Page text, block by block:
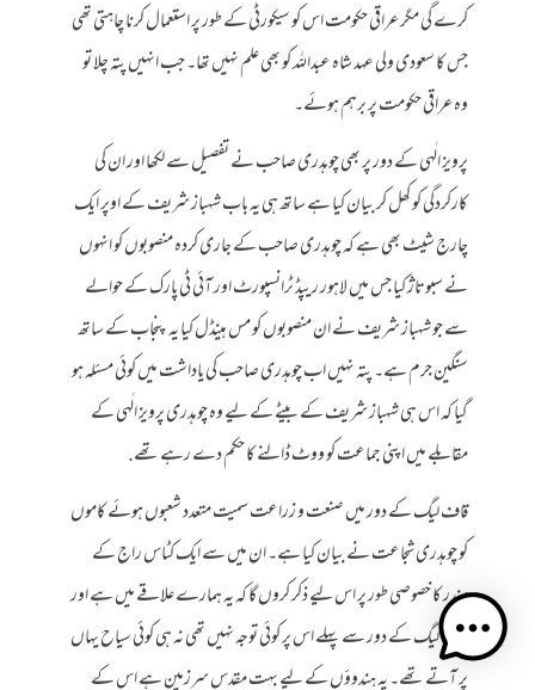
کرے گی مگر عراقی حکومت اس کو سیکورٹی کے طور پر استعمال کرنا چاہتی تھی
جس کا سعودی ولی عہد شاہ عبداللہ کو بھی علم نہیں تھا۔ جب انہیں پتہ چلا تو
وہ عراقی حکومت پر برہم ہوئے۔
پرویز الٰہی کے دور پر بھی چوہدری صاحب نے تفصیل سے لکھا اور ان کی
کارکردگی کو کھل کر بیان کیا ہے ساتھ ہی یہ باب شہباز شریف کے اوپر ایک
چارج شیٹ بھی ہے کہ چوہدری صاحب کے جاری کردہ منصوبوں کو انہوں
نے سبوتاژ کیا جس میں لاہور ریپڈ ٹرانسپورٹ اور آئی ٹی پارک کے حوالے
سے جو شہباز شریف نے ان منصوبوں کو مس ہینڈل کیا یہ پنجاب کے ساتھ
سنگین جرم ہے۔ پتہ نہیں اب چوہدری صاحب کی یاداشت میں کوئی مسئلہ ہو
گیا کہ اس ہی شہباز شریف کے بیٹے کے لیے وہ چوہدری پرویز الٰہی کے
مقابلے میں اپنی جماعت کو ووٹ ڈالنے کا حکم دے رہے تھے.
قاف لیگ کے دور میں صنعت و زراعت سمیت متعدد شعبوں ہوئے کاموں
کو چوہدری شجاعت نے بیان کیا ہے۔ ان میں سے ایک کٹاس راج کے
مندر کا خصوصی طور پر اس لیے ذکر کروں گا کہ یہ ہمارے علاقے میں ہے اور
قاف لیگ کے دور سے پہلے اس پر کوئی توجہ نہیں تھی نہ ہی کوئی سیاح یہاں
پر آتے تھے۔ یہ ہندوؤں کے لیے بہت مقدس سرزمین ہے اس کے